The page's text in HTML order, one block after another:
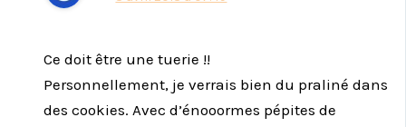
Ce doit être une tuerie !!
Personnellement, je verrais bien du praliné dans
des cookies. Avec d’énooormes pépites de